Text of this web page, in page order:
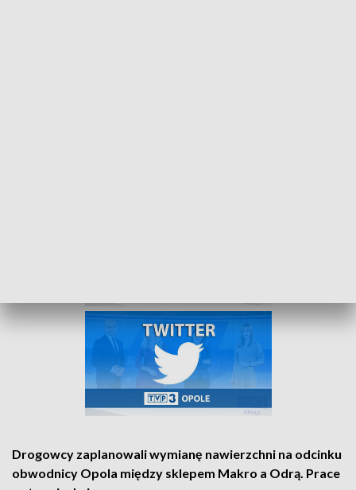
Drogowcy zaplanowali wymianę nawierzchni na odcinku
obwodnicy Opola między sklepem Makro a Odrą. Prace